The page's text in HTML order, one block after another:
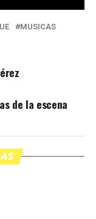
MUSICAS
de la escena